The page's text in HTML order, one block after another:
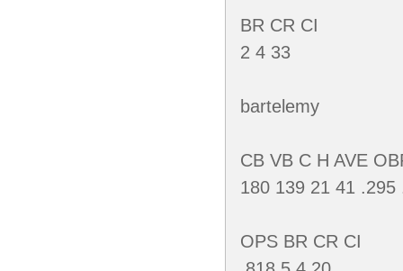
BR CR CI
2 4 33
bartelemy
CB VB C H AVE
180 139 21 41
OPS BR CR CI